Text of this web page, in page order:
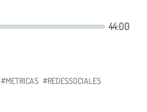
#METRICAS #REDESSOCIALES